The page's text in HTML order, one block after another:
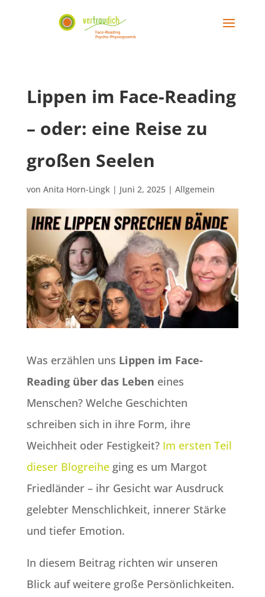
Lippen im Face-Reading
– oder: eine Reise zu
großen Seelen
von Anita Horn-Lingk| Juni 2, 2025| Allgemein
Was erzählen uns Lippen im Face-
Reading über das Leben eines
Menschen? Welche Geschichten
schreiben sich in ihre Form, ihre
Weichheit oder Festigkeit? Im ersten Teil
dieser Blogreiheging es um Margot
Friedländer – ihr Gesicht war Ausdruck
gelebter Menschlichkeit, innerer Stärke
und tiefer Emotion.
In diesem Beitrag richten wir unseren
Blick auf weitere große Persönlichkeiten.